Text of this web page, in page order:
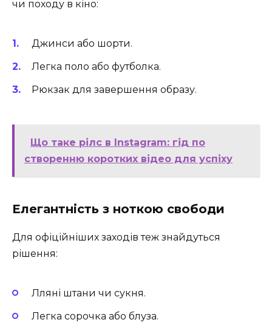
чи походу в кіно:
Джинси або шорти.
Легка поло або футболка.
Рюкзак для завершення образу.
Що таке рілс в Instagram: гід по
створенню коротких відео для успіху
Елегантність з ноткою свободи
Для офіційніших заходів теж знайдуться
рішення:
Лляні штани чи сукня.
Легка сорочка або блуза.